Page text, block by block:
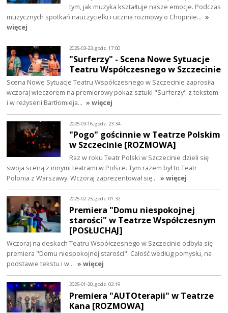
tym, jak muzyka kształtuje nasze emocje. Podczas
muzycznych spotkań nauczycielki i ucznia rozmowy o Chopinie… »
więcej
2025-03-23, godz. 17:00
"Surferzy" - Scena Nowe Sytuacje
Teatru Współczesnego w Szczecinie
Scena Nowe Sytuacje Teatru Współczesnego w Szczecinie zaprosiła
wczoraj wieczorem na premierowy pokaz sztuki "Surferzy" z tekstem
i w reżyserii Bartłomieja… » więcej
2025-03-16, godz. 23:34
"Pogo" gościnnie w Teatrze Polskim
w Szczecinie [ROZMOWA]
Raz w roku Teatr Polski w Szczecinie dzieli się
swoja sceną z innymi teatrami w Polsce. Tym razem był to Teatr
Polonia z Warszawy. Wczoraj zaprezentował się… » więcej
2025-02-25, godz. 01:32
Premiera "Domu niespokojnej
starości" w Teatrze Współczesnym
[POSŁUCHAJ]
Wczoraj na deskach Teatru Współczesnego w Szczecinie odbyła się
premiera "Domu niespokojnej starości". Całość według pomysłu, na
podstawie tekstu i w… » więcej
2025-01-20, godz. 02:19
Premiera "AUTOterapii" w Teatrze
Kana [ROZMOWA]